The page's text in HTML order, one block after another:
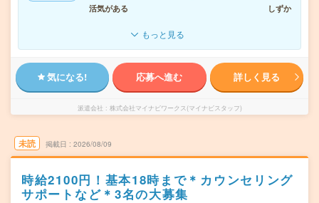
活気がある
しずか
もっと見る
気になる! 応募へ進む 詳しく見る
派遣会社 株式会社マイナビワークス(マイナビスタッフ)
未読 掲載日 2026/08/09
時給2100円！基本18時まで＊カウンセリング
サポートなど＊3名の大募集